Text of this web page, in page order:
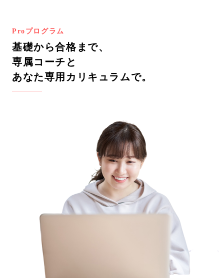
Proプログラム
基礎から合格まで、
専属コーチと
あなた専用カリキュラムで。